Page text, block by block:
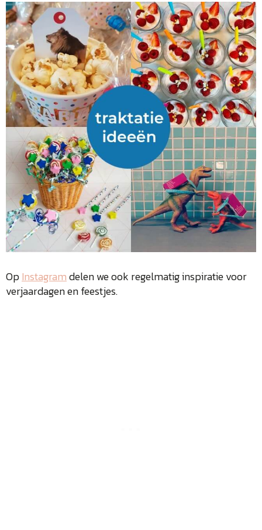
OpInstagramdelen we ook regelmatig inspiratie voor
verjaardagen en feestjes.